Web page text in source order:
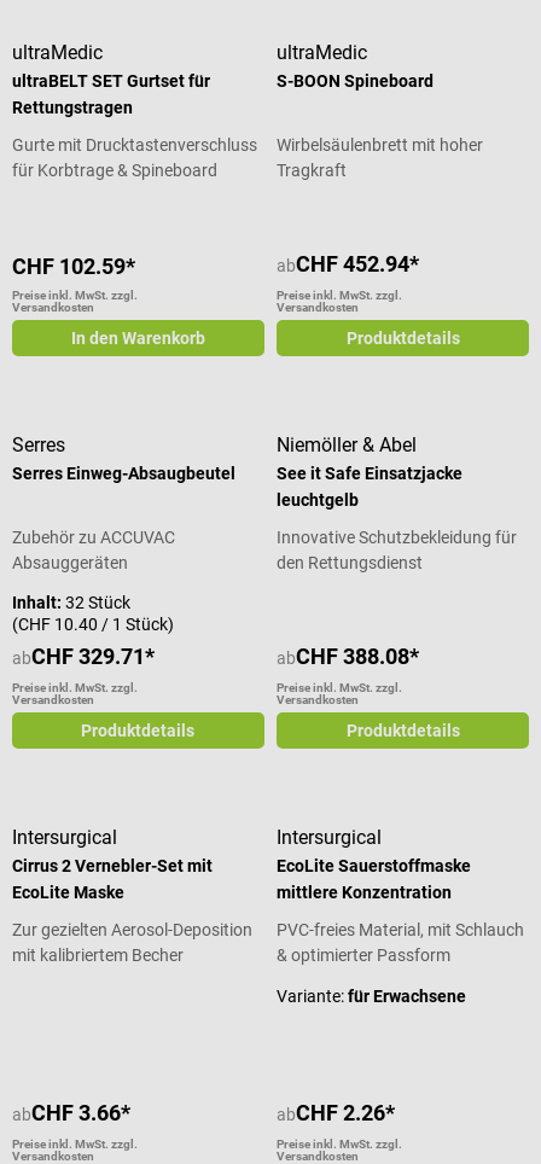
ultraMedic
ultraBELT SET Gurtset für
Rettungstragen
Gurte mit Drucktastenverschluss
für Korbtrage & Spineboard
CHF 102.59*
Preise inkl. MwSt. zzgl.
Versandkosten
In den Warenkorb
ultraMedic
S-BOON Spineboard
Wirbelsäulenbrett mit hoher
Tragkraft
abCHF 452.94*
Preise inkl. MwSt. zzgl.
Versandkosten
Produktdetails
Serres
Serres Einweg-Absaugbeutel
Zubehör zu ACCUVAC
Absauggeräten
Inhalt: 32 Stück
(CHF 10.40 / 1 Stück)
abCHF 329.71*
Preise inkl. MwSt. zzgl.
Versandkosten
Produktdetails
Niemöller & Abel
See it Safe Einsatzjacke
leuchtgelb
Innovative Schutzbekleidung für
den Rettungsdienst
abCHF 388.08*
Preise inkl. MwSt. zzgl.
Versandkosten
Produktdetails
Intersurgical
Cirrus 2 Vernebler-Set mit
EcoLite Maske
Zur gezielten Aerosol-Deposition
mit kalibriertem Becher
abCHF 3.66*
Preise inkl. MwSt. zzgl.
Versandkosten
Intersurgical
EcoLite Sauerstoffmaske
mittlere Konzentration
PVC-freies Material, mit Schlauch
& optimierter Passform
Variante:für Erwachsene
abCHF 2.26*
Preise inkl. MwSt. zzgl.
Versandkosten